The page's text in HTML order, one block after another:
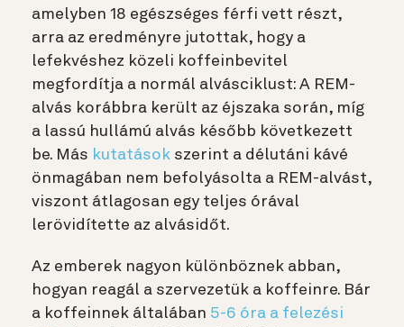
amelyben 18 egészséges férfi vett részt,
arra az eredményre jutottak, hogy a
lefekvéshez közeli koffeinbevitel
megfordítja a normál alvásciklust: A REM-
alvás korábbra került az éjszaka során, míg
a lassú hullámú alvás később következett
be. Más kutatások szerint a délutáni kávé
önmagában nem befolyásolta a REM-alvást,
viszont átlagosan egy teljes órával
lerövidítette az alvásidőt.
Az emberek nagyon különböznek abban,
hogyan reagál a szervezetük a koffeinre. Bár
a koffeinnek általában 5-6 óra a felezési